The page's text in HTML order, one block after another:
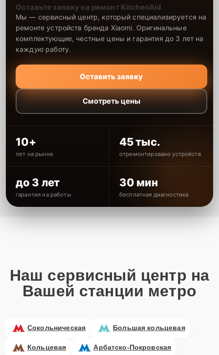
Оставьте заявку на ремонт KitchenAid
Мы — сервисный центр, который специализируется на
ремонте устройств бренда Xiaomi. Оригинальные
комплектующие, честные цены и гарантия до 3 лет на
каждую работу.
Оставить заявку
Смотреть цены
10+
лет на рынке
45 тыс.
отремонтировано устройств
до 3 лет
гарантия на работы
30 мин
бесплатная диагностика
Наш сервисный центр на
Вашей станции метро
Сокольническая Большая кольцевая
Кольцевая Арбатско-Покровская